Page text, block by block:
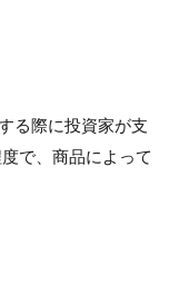
る際に投資家が支
で、商品によって